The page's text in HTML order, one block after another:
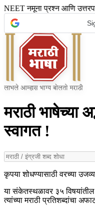
नमूना प्रश्न आणि
मराठी भाषेच्या
स्वागत !
कृपया शोधण्यासाठी वरच्या
या संकेतस्थळावर ३५ विषयांतील
त्यांच्या मराठी प्रतिशब्दांचा